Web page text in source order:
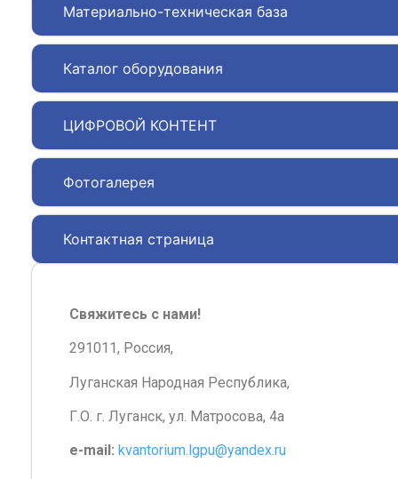
Материально-техническая база
Каталог оборудования
ЦИФРОВОЙ КОНТЕНТ
Фотогалерея
Контактная страница
Свяжитесь с нами!
291011, Россия,
Луганская Народная Республика,
Г.О. г. Луганск, ул. Матросова, 4а
e-mail: kvantorium.lgpu@yandex.ru